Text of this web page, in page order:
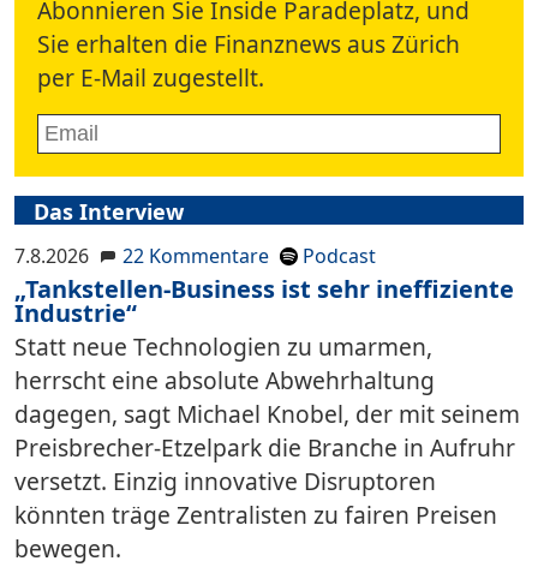
Abonnieren Sie Inside Paradeplatz, und
Sie erhalten die Finanznews aus Zürich
per E-Mail zugestellt.
Das Interview
7.8.2026 22 Kommentare Podcast
„Tankstellen-Business ist sehr ineffiziente
Industrie“
Statt neue Technologien zu umarmen,
herrscht eine absolute Abwehrhaltung
dagegen, sagt Michael Knobel, der mit seinem
Preisbrecher-Etzelpark die Branche in Aufruhr
versetzt. Einzig innovative Disruptoren
könnten träge Zentralisten zu fairen Preisen
bewegen.